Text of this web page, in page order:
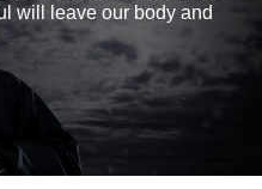
will leave our body and